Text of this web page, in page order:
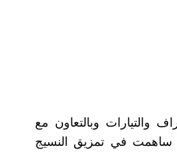
والتيارات وبالتعاون مع
في تمزيق النسيج